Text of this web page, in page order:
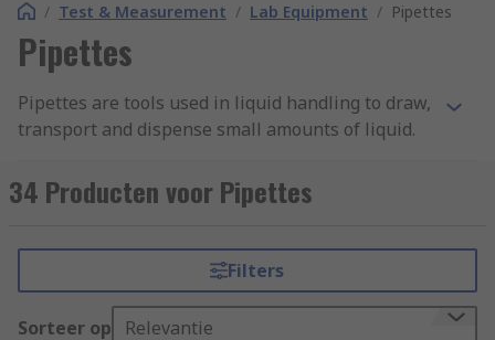
/ Test & Measurement / Lab Equipment / Pipettes
Pipettes
Pipettes are tools used in liquid handling to draw,
transport and dispense small amounts of liquid.
which uses a vacuum to hold the liquid. Pipettes
are also used to measure liquid and provide a
Pipettes are made from a glass, polypropylene
(PP) or polyethylene (PE) tube. Manual pipettes
34 Producten voor Pipettes
Filters
Sorteer op Relevantie